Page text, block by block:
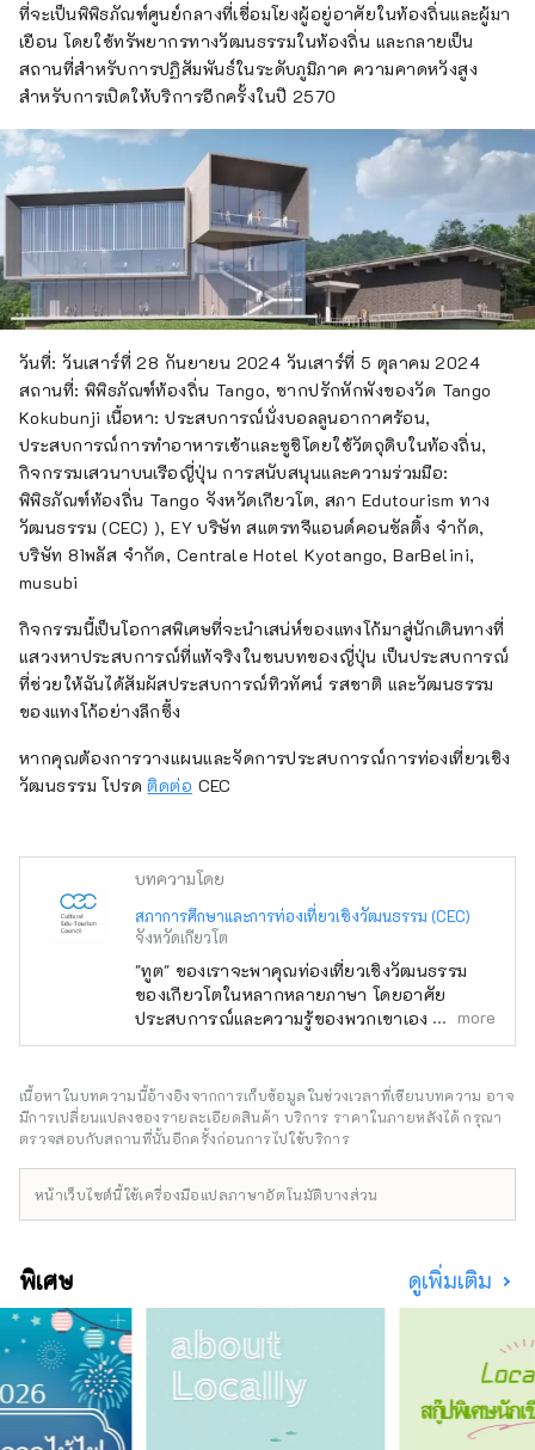
ที่จะเป็นพิพิธภัณฑ์ศูนย์กลางที่เชื่อมโยงผู้อยู่อาศัยในท้องถิ่นและผู้มา
เยือน โดยใช้ทรัพยากรทางวัฒนธรรมในท้องถิ่น และกลายเป็น
สถานที่สำหรับการปฏิสัมพันธ์ในระดับภูมิภาค ความคาดหวังสูง
สำหรับการเปิดให้บริการอีกครั้งในปี 2570
วันที่: วันเสาร์ที่ 28 กันยายน 2024 วันเสาร์ที่ 5 ตุลาคม 2024
สถานที่: พิพิธภัณฑ์ท้องถิ่น Tango, ซากปรักหักพังของวัด Tango
Kokubunji เนื้อหา: ประสบการณ์นั่งบอลลูนอากาศร้อน,
ประสบการณ์การทำอาหารเช้าและซูชิโดยใช้วัตถุดิบในท้องถิ่น,
กิจกรรมเสวนาบนเรือญี่ปุ่น การสนับสนุนและความร่วมมือ:
พิพิธภัณฑ์ท้องถิ่น Tango จังหวัดเกียวโต, สภา Edutourism ทาง
วัฒนธรรม (CEC) ), EY บริษัท สแตรทจีแอนด์คอนซัลติ้ง จำกัด,
บริษัท 81พลัส จำกัด, Centrale Hotel Kyotango, BarBelini,
musubi
กิจกรรมนี้เป็นโอกาสพิเศษที่จะนำเสน่ห์ของแทงโก้มาสู่นักเดินทางที่
แสวงหาประสบการณ์ที่แท้จริงในชนบทของญี่ปุ่น เป็นประสบการณ์
ที่ช่วยให้ฉันได้สัมผัสประสบการณ์ทิวทัศน์ รสชาติ และวัฒนธรรม
ของแทงโก้อย่างลึกซึ้ง
หากคุณต้องการวางแผนและจัดการประสบการณ์การท่องเที่ยวเชิง
วัฒนธรรม โปรดติดต่อ CEC
บทความโดย
สภาการศึกษาและการท่องเที่ยวเชิงวัฒนธรรม (CEC)
จังหวัดเกียวโต
"ทูต" ของเราจะพาคุณท่องเที่ยวเชิงวัฒนธรรม
ของเกียวโตในหลากหลายภาษา โดยอาศัย
ประสบการณ์และความรู้ของพวกเขาเอง เรายินดี
รับคำขอหลักสูตรมาตรฐานหรือหลักสูตรพิเศษ
เกียวโต มอบโอกาสให้คุณได้เรียนรู้และสัมผัส
ประสบการณ์ต่างๆ เช่น ศาลเจ้า วัด สวน
สถาปัตยกรรมสมัยใหม่ วัฒนธรรมอาหาร ศิลปะ
พบปะกับผู้คนในท้องถิ่นที่จะสร้างความทรงจำที่ดี
คุณได้เพลิดเพลินกับวัฒนธรรมเกียวโตอย่างเต็มที่
ตลอดทั้งฤดูกาล
more
เนื้อหาในบทความนี้อ้างอิงจากการเก็บข้อมูลในช่วงเวลาที่เขียนบทความ อาจ
มีการเปลี่ยนแปลงของรายละเอียดสินค้า บริการ ราคาในภายหลังได้ กรุณา
ตรวจสอบกับสถานที่นั้นอีกครั้งก่อนการไปใช้บริการ
หน้าเว็บไซต์นี้ใช้เครื่องมือแปลภาษาอัตโนมัติบางส่วน
พิเศษ ดูเพิ่มเติม